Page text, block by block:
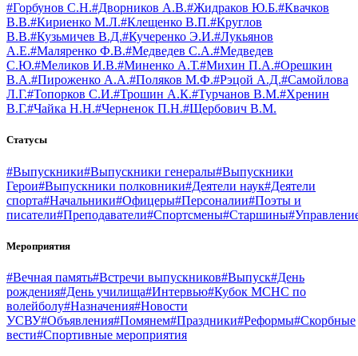
#Горбунов С.Н.#Дворников А.В.#Жидраков Ю.Б.#Квачков
В.В.#Кириенко М.Л.#Клещенко В.П.#Круглов
В.В.#Кузьмичев В.Д.#Кучеренко Э.И.#Лукьянов
А.Е.#Маляренко Ф.В.#Медведев С.А.#Медведев
С.Ю.#Меликов И.В.#Миненко А.Т.#Михин П.А.#Орешкин
В.А.#Пироженко А.А.#Поляков М.Ф.#Рэцой А.Д.#Самойлова
Л.Г.#Топорков С.И.#Трошин А.К.#Турчанов В.М.#Хренин
В.Г.#Чайка Н.Н.#Черненок П.Н.#Щербович В.М.
Статусы
#Выпускники#Выпускники генералы#Выпускники
Герои#Выпускники полковники#Деятели наук#Деятели
спорта#Начальники#Офицеры#Персоналии#Поэты и
писатели#Преподаватели#Спортсмены#Старшины
Мероприятия
#Вечная память#Встречи выпускников#Выпуск#День
рождения#День училища#Интервью#Кубок МСНС по
волейболу#Назначения#Новости
УСВУ#Объявления#Помянем#Праздники#Реформы#Скорбные
вести#Спортивные мероприятия